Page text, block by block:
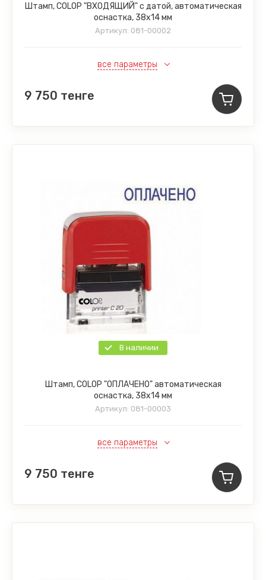
Штамп, COLOP "ВХОДЯЩИЙ" с датой, автоматическая
оснастка, 38х14 мм
Артикул: 081-00002
все параметры
9 750 тенге
В наличии
Штамп, COLOP "ОПЛАЧЕНО" автоматическая
оснастка, 38х14 мм
Артикул: 081-00003
все параметры
9 750 тенге